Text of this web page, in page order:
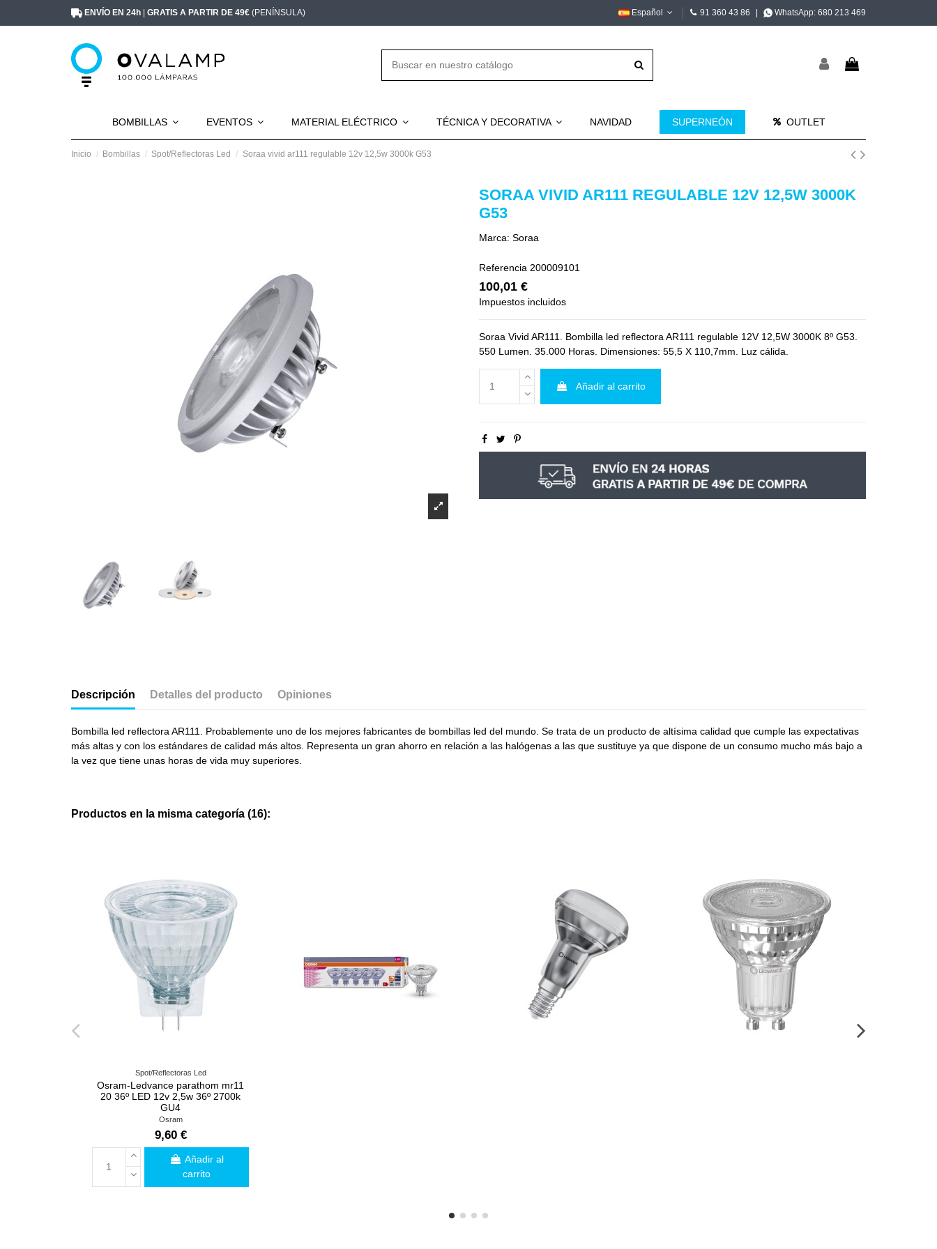
ENVÍO EN 24h GRATIS A PARTIR DE 49€ (PENÍNSULA) Español 91 360 43 86 WhatsApp: 680 213 469
BOMBILLAS EVENTOS MATERIAL ELÉCTRICO TÉCNICA Y DECORATIVA NAVIDAD SUPERNEÓN OUTLET
Inicio Bombillas Spot/Reflectoras Led Soraa vivid ar111 regulable 12v 12,5w 3000k G53
SORAA VIVID AR111 REGULABLE 12V 12,5W 3000K
G53
Marca: Soraa
Referencia 200009101
100,01 €
Impuestos incluidos
Soraa Vivid AR111. Bombilla led reflectora AR111 regulable 12V 12,5W 3000K 8º G53.
550 Lumen. 35.000 Horas. Dimensiones: 55,5 X 110,7mm. Luz cálida.
Añadir al carrito
Descripción Detalles del producto Opiniones
Bombilla led reflectora AR111. Probablemente uno de los mejores fabricantes de bombillas led del mundo. Se trata de un producto de altísima calidad que cumple las expectativas
más altas y con los estándares de calidad más altos. Representa un gran ahorro en relación a las halógenas a las que sustituye ya que dispone de un consumo mucho más bajo a
la vez que tiene unas horas de vida muy superiores.
Productos en la misma categoría (16):
Spot/Reflectoras Led
Osram-Ledvance parathom mr11
20 36º LED 12v 2,5w 36º 2700k
GU4
Osram
9,60 €
Añadir al
carrito